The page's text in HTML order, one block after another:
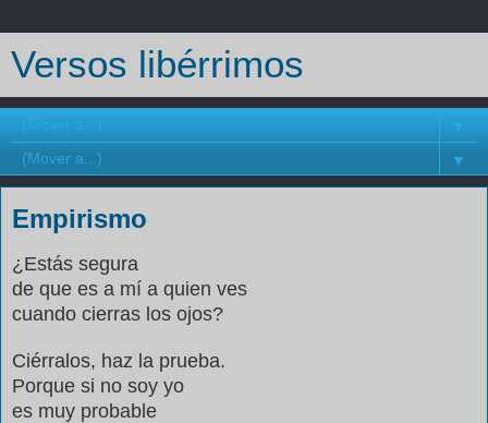
Versos libérrimos
▼
▼
Empirismo
¿Estás segura
de que es a mí a quien ves
cuando cierras los ojos?
Ciérralos, haz la prueba.
Porque si no soy yo
es muy probable